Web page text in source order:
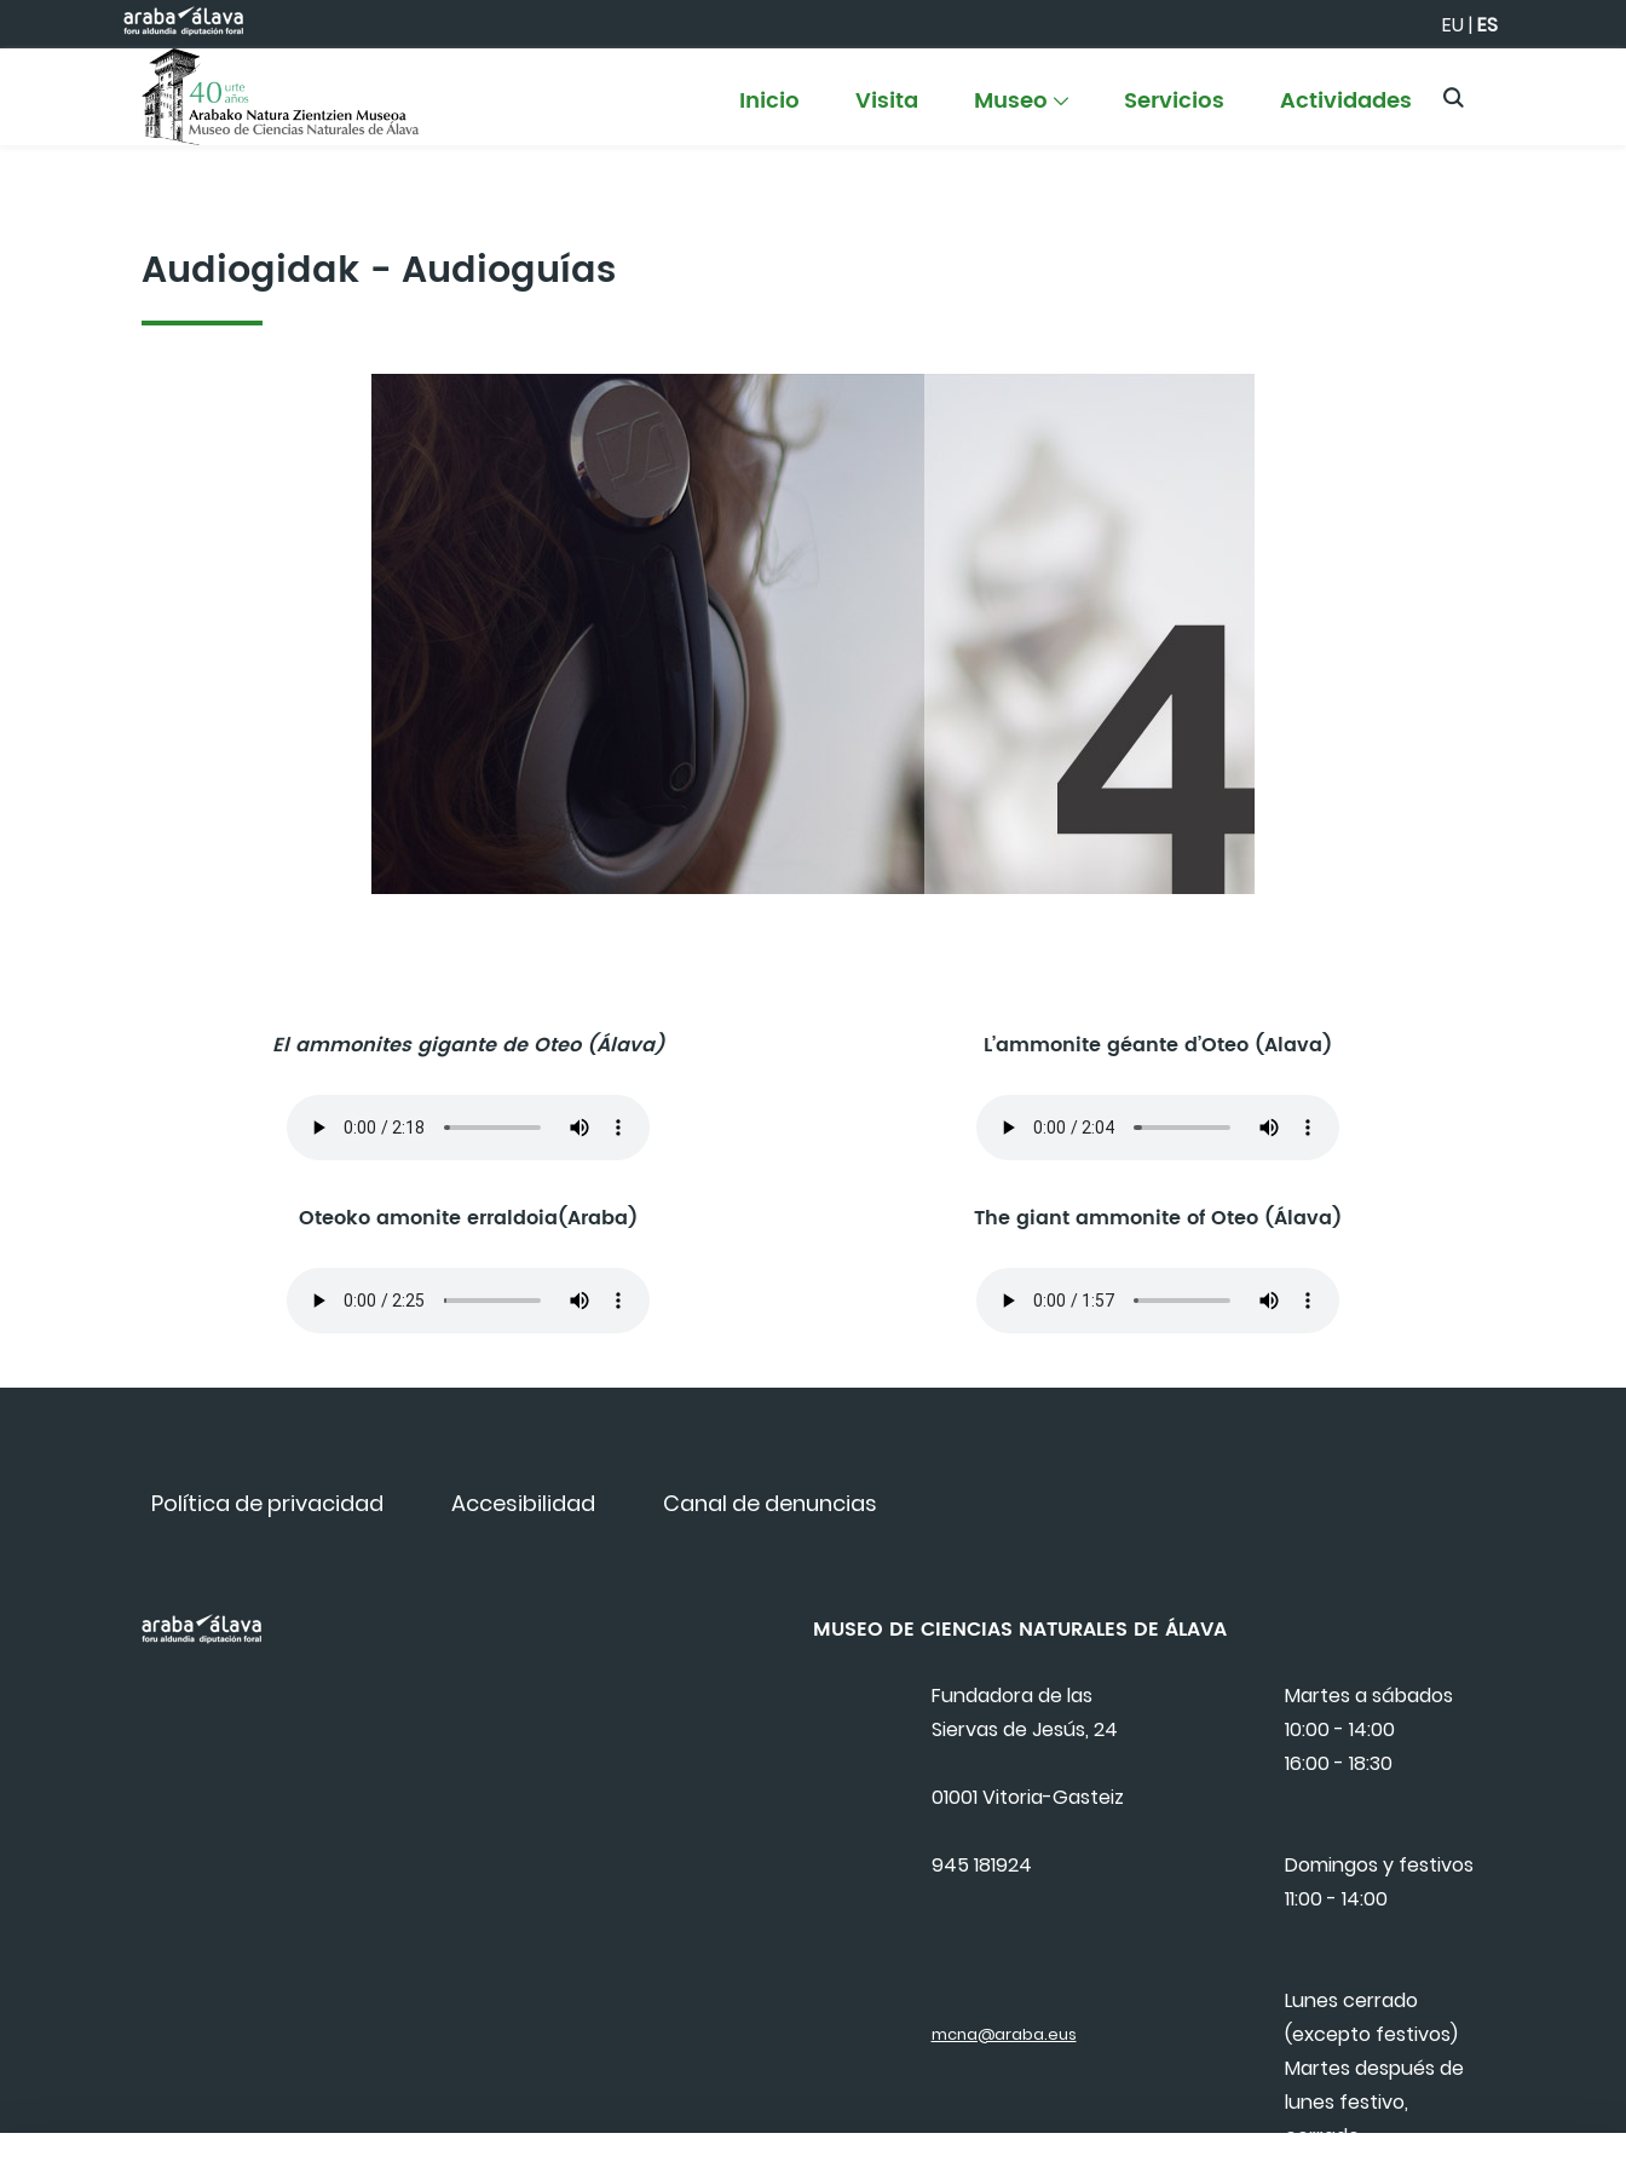
Saltar al contenido principal EU|ES
Inicio Visita Museo Servicios Actividades
Audiogidak - Audioguías
El ammonites gigante de Oteo (Álava)
Oteoko amonite erraldoia(Araba)
L’ammonite géante d’Oteo (Alava)
The giant ammonite of Oteo (Álava)
Política de privacidad Accesibilidad Canal de denuncias
MUSEO DE CIENCIAS NATURALES DE ÁLAVA
Fundadora de las
Siervas de Jesús, 24
01001 Vitoria-Gasteiz
Martes a sábados
10:00 - 14:00
16:00 - 18:30
945 181924
Domingos y festivos
11:00 - 14:00
mcna@araba.eus
Lunes cerrado
(excepto festivos)
Martes después de
lunes festivo,
cerrado